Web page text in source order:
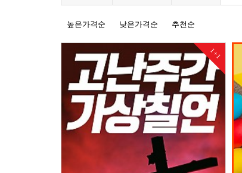
높은가격순 낮은가격순 추천순
1+1